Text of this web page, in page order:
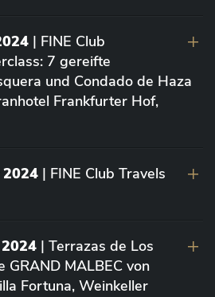
| FINE Club
7 gereifte
und Condado de Haza
Frankfurter Hof,
2024 | FINE Club Travels
| Terrazas de Los
GRAND MALBEC von
Fortuna, Weinkeller